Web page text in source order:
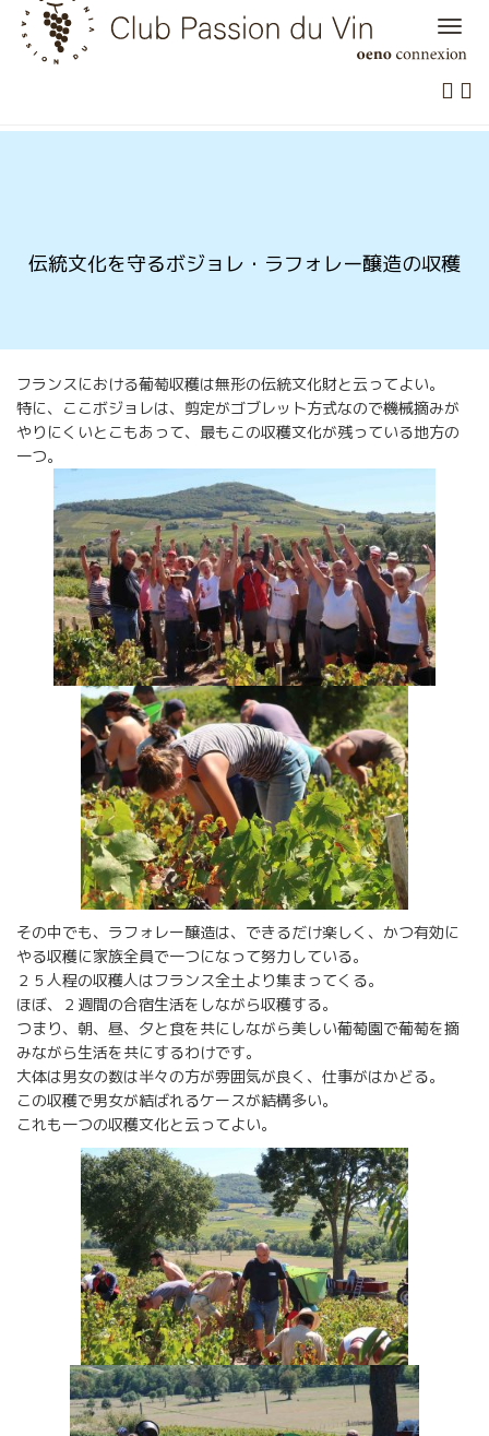
Skip
content
伝統文化を守るボジョレ・ラフォレー醸造の収穫
フランスにおける葡萄収穫は無形の伝統文化財と云ってよい。
特に、ここボジョレは、剪定がゴブレット方式なので機械摘みが
やりにくいとこもあって、最もこの収穫文化が残っている地方の
一つ。
その中でも、ラフォレー醸造は、できるだけ楽しく、かつ有効に
やる収穫に家族全員で一つになって努力している。
２５人程の収穫人はフランス全土より集まってくる。
ほぼ、２週間の合宿生活をしながら収穫する。
つまり、朝、昼、夕と食を共にしながら美しい葡萄園で葡萄を摘
みながら生活を共にするわけです。
大体は男女の数は半々の方が雰囲気が良く、仕事がはかどる。
この収穫で男女が結ばれるケースが結構多い。
これも一つの収穫文化と云ってよい。